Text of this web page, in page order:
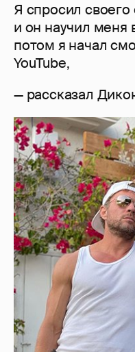
Я спросил своего
и он научил меня
потом я начал
YouTube,
— рассказал